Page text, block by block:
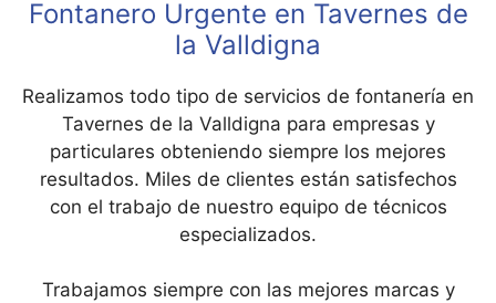
Fontanero Urgente en Tavernes de
la Valldigna
Realizamos todo tipo de servicios de fontanería en
Tavernes de la Valldigna para empresas y
particulares obteniendo siempre los mejores
resultados. Miles de clientes están satisfechos
con el trabajo de nuestro equipo de técnicos
especializados.
Trabajamos siempre con las mejores marcas y